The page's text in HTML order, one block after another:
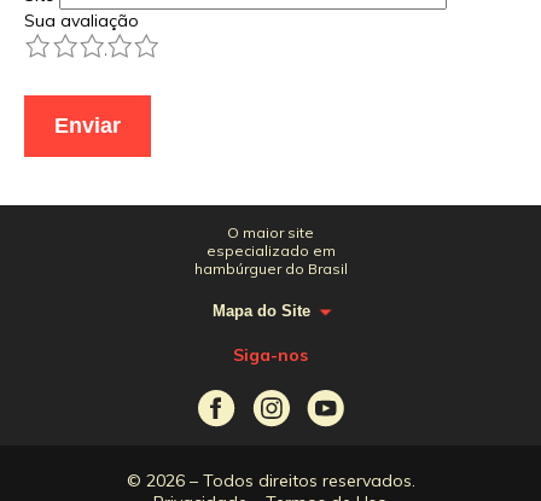
Sua avaliação
5
4
3
2
O maior site
especializado em
hambúrguer do Brasil
Mapa do Site
Siga-nos
© 2026 – Todos direitos reservados.